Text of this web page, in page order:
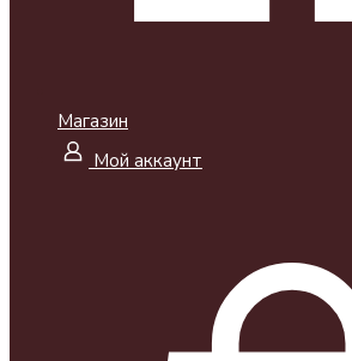
Магазин
Мой аккаунт